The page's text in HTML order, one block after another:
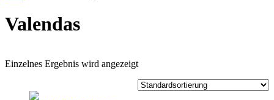
Valendas
Einzelnes Ergebnis wird angezeigt